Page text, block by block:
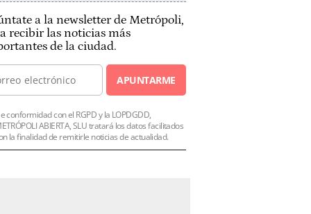
a la newsletter de Metrópoli,
recibir las noticias más
de la ciudad.
APUNTARME
conformidad con el RGPD y la LOPDGDD,
ABIERTA, SLU tratará los datos facilitados
la finalidad de remitirle noticias de actualidad.